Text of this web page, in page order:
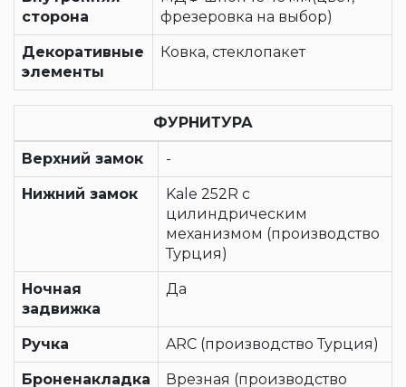
сторона
фрезеровка на выбор)
Декоративные
элементы
Ковка, стеклопакет
ФУРНИТУРА
Верхний замок -
Нижний замок
Kale 252R с
цилиндрическим
механизмом (производство
Турция)
Ночная
задвижка
Да
Ручка ARC (производство Турция)
Броненакладка Врезная (производство